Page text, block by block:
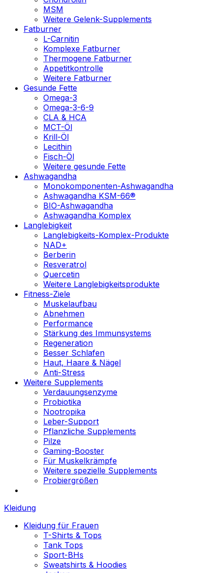
MSM
Weitere Gelenk-Supplements
Fatburner
L-Carnitin
Komplexe Fatburner
Thermogene Fatburner
Appetitkontrolle
Weitere Fatburner
Gesunde Fette
Omega-3
Omega-3-6-9
CLA & HCA
MCT-Öl
Krill-Öl
Lecithin
Fisch-Öl
Weitere gesunde Fette
Ashwagandha
Monokomponenten-Ashwagandha
Ashwagandha KSM-66®
BIO-Ashwagandha
Ashwagandha Komplex
Langlebigkeit
Langlebigkeits-Komplex-Produkte
NAD+
Berberin
Resveratrol
Quercetin
Weitere Langlebigkeitsprodukte
Fitness-Ziele
Muskelaufbau
Abnehmen
Performance
Stärkung des Immunsystems
Regeneration
Besser Schlafen
Haut, Haare & Nägel
Anti-Stress
Weitere Supplements
Verdauungsenzyme
Probiotika
Nootropika
Leber-Support
Pflanzliche Supplements
Pilze
Gaming-Booster
Für Muskelkrämpfe
Weitere spezielle Supplements
Probiergrößen
Kleidung
Kleidung für Frauen
T-Shirts & Tops
Tank Tops
Sport-BHs
Sweatshirts & Hoodies